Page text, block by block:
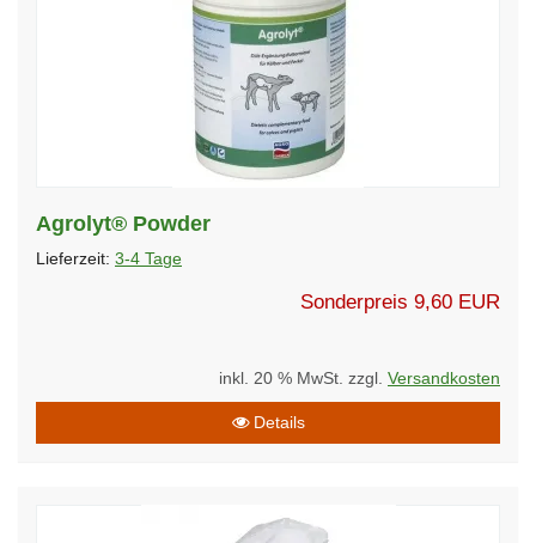
Agrolyt® Powder
Lieferzeit: 3-4 Tage
Sonderpreis 9,60 EUR
inkl. 20 % MwSt. zzgl. Versandkosten
Details